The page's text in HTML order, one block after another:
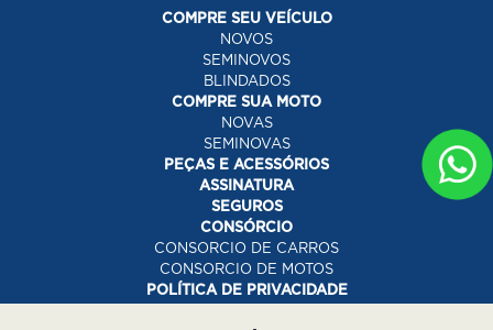
COMPRE SEU VEÍCULO
NOVOS
SEMINOVOS
BLINDADOS
COMPRE SUA MOTO
NOVAS
SEMINOVAS
PEÇAS E ACESSÓRIOS
ASSINATURA
SEGUROS
CONSÓRCIO
CONSORCIO DE CARROS
CONSORCIO DE MOTOS
POLÍTICA DE PRIVACIDADE